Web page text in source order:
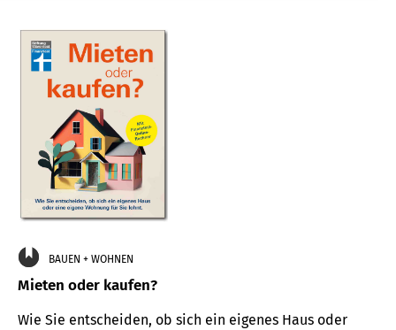
BAUEN + WOHNEN
Mieten oder kaufen?
Wie Sie entscheiden, ob sich ein eigenes Haus oder